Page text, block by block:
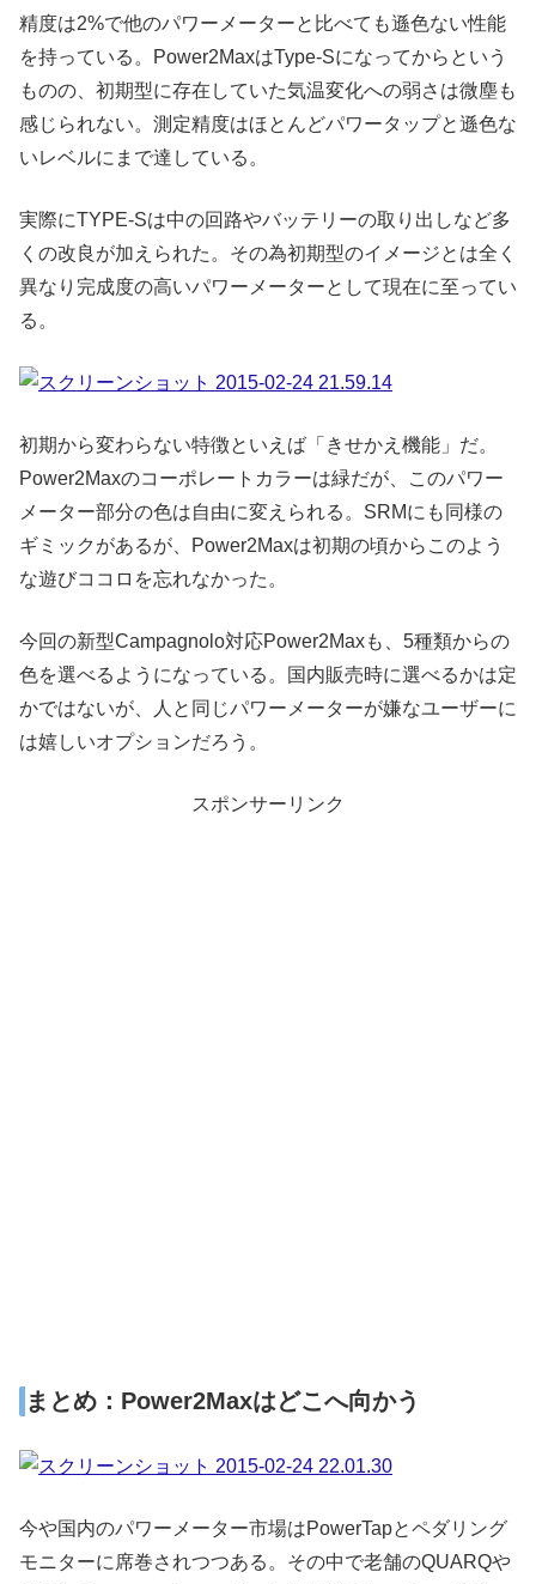
精度は2%で他のパワーメーターと比べても遜色ない性能
を持っている。Power2MaxはType-Sになってからという
ものの、初期型に存在していた気温変化への弱さは微塵も
感じられない。測定精度はほとんどパワータップと遜色な
いレベルにまで達している。
実際にTYPE-Sは中の回路やバッテリーの取り出しなど多
くの改良が加えられた。その為初期型のイメージとは全く
異なり完成度の高いパワーメーターとして現在に至ってい
る。
初期から変わらない特徴といえば「きせかえ機能」だ。
Power2Maxのコーポレートカラーは緑だが、このパワー
メーター部分の色は自由に変えられる。SRMにも同様の
ギミックがあるが、Power2Maxは初期の頃からこのよう
な遊びココロを忘れなかった。
今回の新型Campagnolo対応Power2Maxも、5種類からの
色を選べるようになっている。国内販売時に選べるかは定
かではないが、人と同じパワーメーターが嫌なユーザーに
は嬉しいオプションだろう。
スポンサーリンク
まとめ：Power2Maxはどこへ向かう
今や国内のパワーメーター市場はPowerTapとペダリング
モニターに席巻されつつある。その中で老舗のQUARQや